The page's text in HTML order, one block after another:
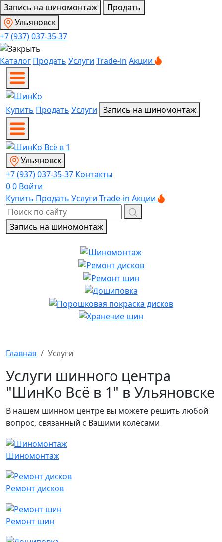
Запись на шиномонтаж
Продать
Ульяновск
+7 (937) 037-35-37
Каталог Продать Услуги Trade-in Акции
Купить Продать Услуги Запись на шиномонтаж
Ульяновск
+7 (937) 037-35-37 Контакты
00 Войти
Купить Продать Услуги Trade-in Акции
Запись на шиномонтаж
Главная Услуги
Услуги шинного центра
"ШинКо Всё в 1" в Ульяновске
В нашем шинном центре вы можете решить любой
вопрос, связанный с Вашими колёсами
Шиномонтаж
Ремонт дисков
Ремонт шин